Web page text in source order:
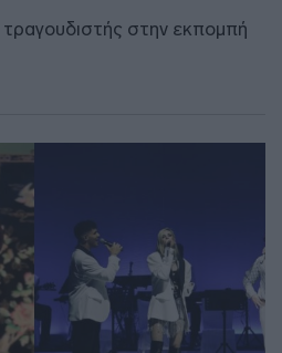
στην εκπομπή